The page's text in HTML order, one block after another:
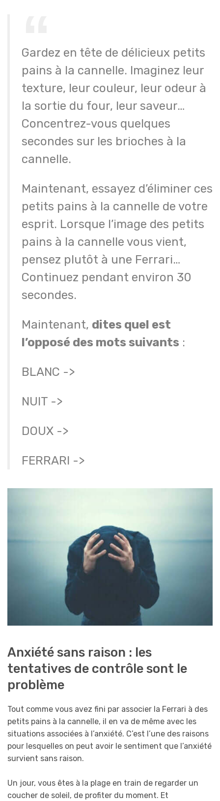
Gardez en tête de délicieux petits
pains à la cannelle. Imaginez leur
texture, leur couleur, leur odeur à
la sortie du four, leur saveur…
Concentrez-vous quelques
secondes sur les brioches à la
cannelle.
Maintenant, essayez d’éliminer ces
petits pains à la cannelle de votre
esprit. Lorsque l’image des petits
pains à la cannelle vous vient,
pensez plutôt à une Ferrari…
Continuez pendant environ 30
secondes.
Maintenant, dites quel est
l’opposé des mots suivants :
BLANC ->
NUIT ->
DOUX ->
FERRARI ->
Anxiété sans raison : les
tentatives de contrôle sont le
problème
Tout comme vous avez fini par associer la Ferrari à des
petits pains à la cannelle, il en va de même avec les
situations associées à l’anxiété. C’est l’une des raisons
pour lesquelles on peut avoir le sentiment que l’anxiété
survient sans raison.
Un jour, vous êtes à la plage en train de regarder un
coucher de soleil, de profiter du moment. Et